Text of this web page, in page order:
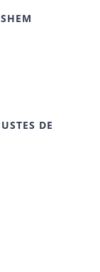
DE